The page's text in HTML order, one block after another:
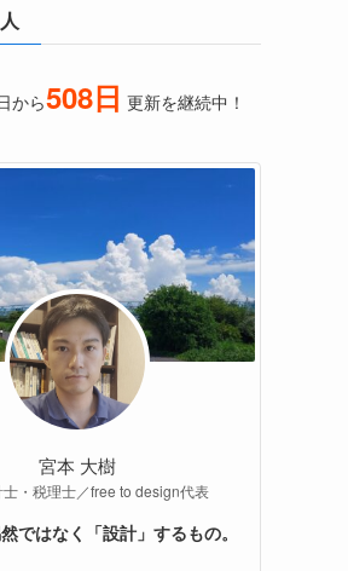
から508日 更新を継続中！
宮本 大樹
・税理士／free to design代表
ではなく「設計」するもの。